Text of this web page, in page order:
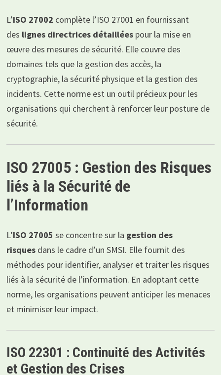
L’ISO 27002 complète l’ISO 27001 en fournissant
des lignes directrices détailléespour la mise en
œuvre des mesures de sécurité. Elle couvre des
domaines tels que la gestion des accès, la
cryptographie, la sécurité physique et la gestion des
incidents. Cette norme est un outil précieux pour les
organisations qui cherchent à renforcer leur posture de
sécurité.
ISO 27005 : Gestion des Risques
liés à la Sécurité de
l’Information
L’ISO 27005 se concentre sur la gestion des
risquesdans le cadre d’un SMSI. Elle fournit des
méthodes pour identifier, analyser et traiter les risques
liés à la sécurité de l’information. En adoptant cette
norme, les organisations peuvent anticiper les menaces
et minimiser leur impact.
ISO 22301 : Continuité des Activités
et Gestion des Crises